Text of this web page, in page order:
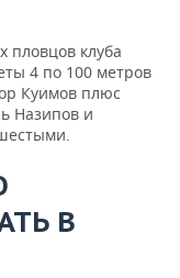
пловцов клуба
4 по 100 метров
Куимов плюс
Назипов и
В